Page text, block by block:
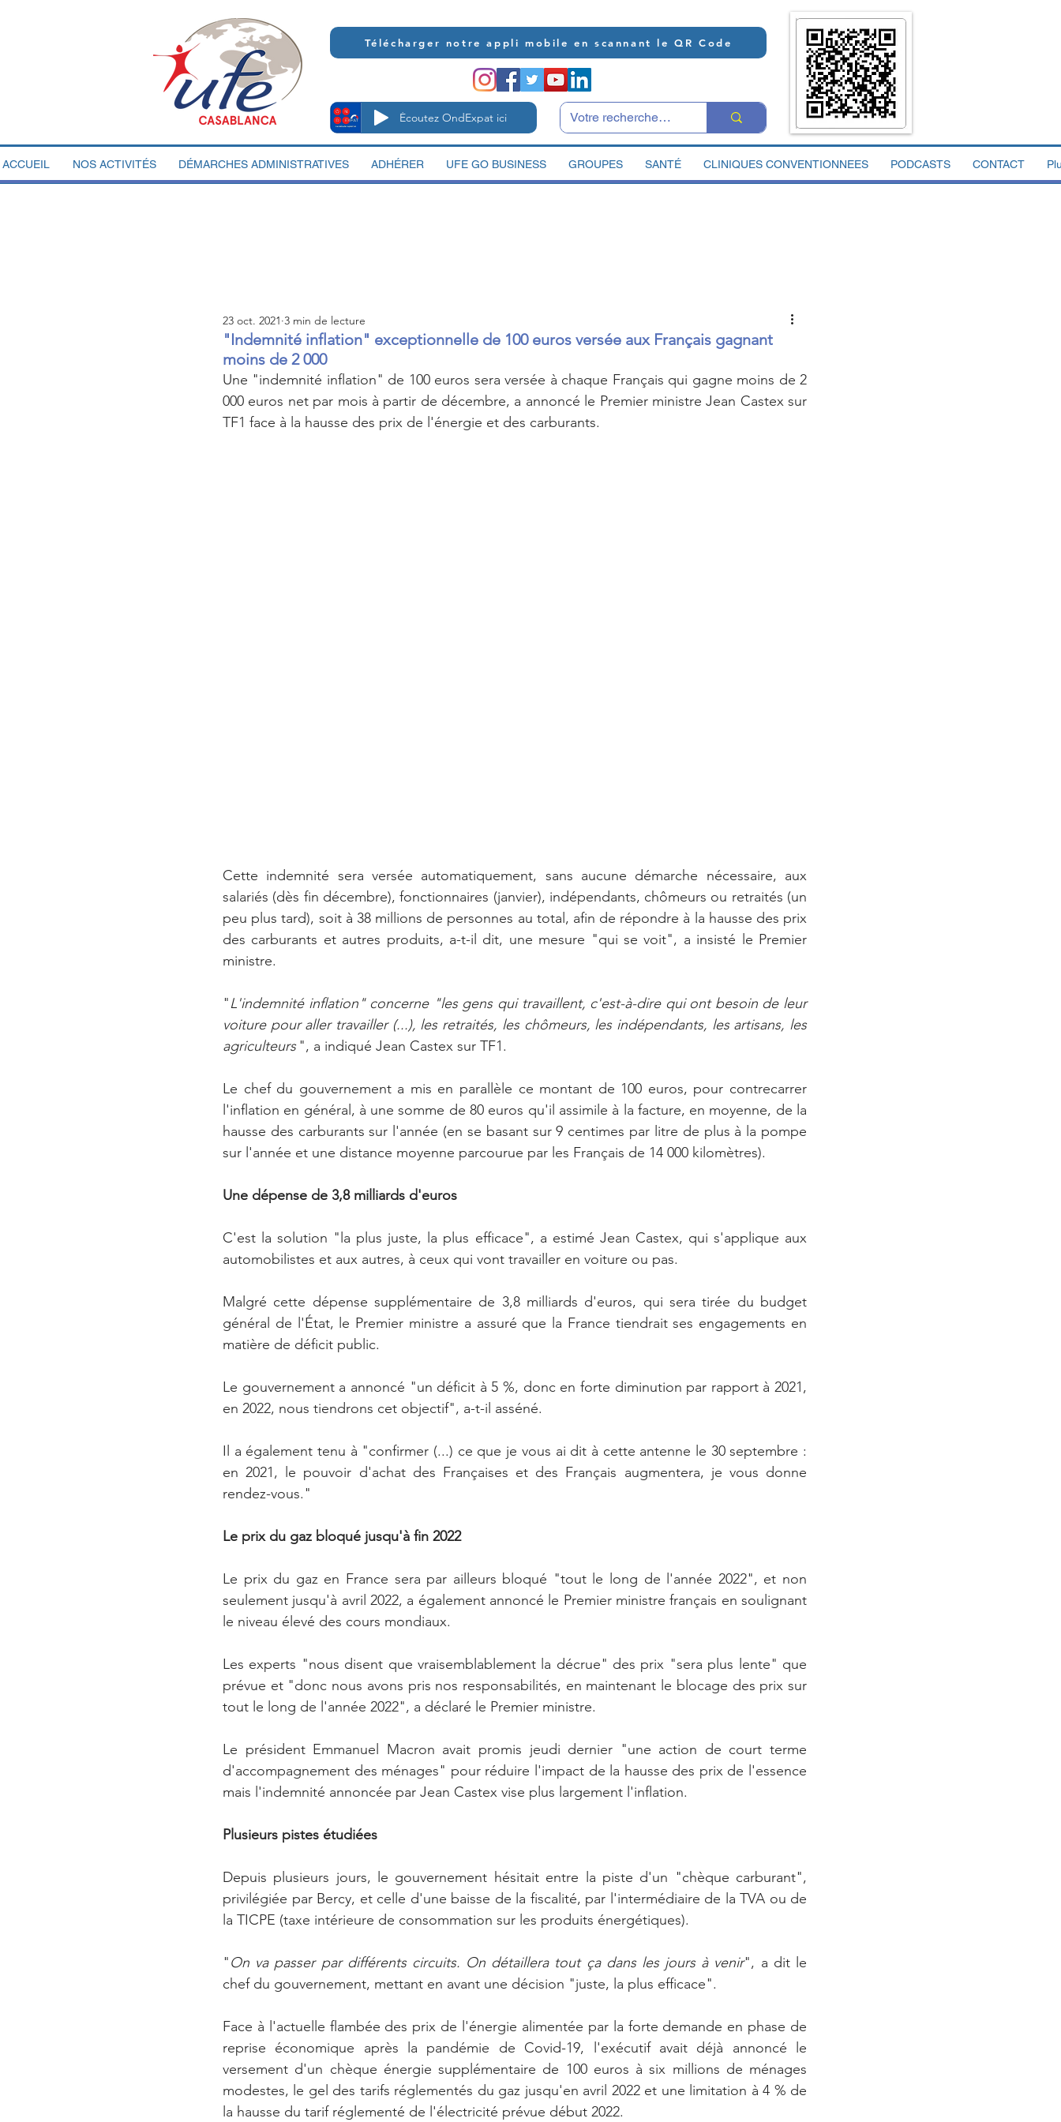
Télécharger notre appli mobile en scannant le QR Code
Écoutez OndExpat ici
ACCUEIL NOS ACTIVITÉS DÉMARCHES ADMINISTRATIVES ADHÉRER UFE GO BUSINESS GROUPES SANTÉ CLINIQUES CONVENTIONNEES PODCASTS CONTACT
"Indemnité inflation" exceptionnelle de 100 euros versée aux Français gagnant
moins de 2 000
23 oct. 2021 3 min de lecture
Une "indemnité inflation" de 100 euros sera versée à chaque Français qui gagne moins de 2
000 euros net par mois à partir de décembre, a annoncé le Premier ministre Jean Castex sur
TF1 face à la hausse des prix de l'énergie et des carburants.
Cette indemnité sera versée automatiquement, sans aucune démarche nécessaire, aux
salariés (dès fin décembre), fonctionnaires (janvier), indépendants, chômeurs ou retraités (un
peu plus tard), soit à 38 millions de personnes au total, afin de répondre à la hausse des prix
des carburants et autres produits, a-t-il dit, une mesure "qui se voit", a insisté le Premier
ministre.
"L'indemnité inflation" concerne "les gens qui travaillent, c'est-à-dire qui ont besoin de leur
voiture pour aller travailler (...), les retraités, les chômeurs, les indépendants, les artisans, les
agriculteurs ", a indiqué Jean Castex sur TF1.
Le chef du gouvernement a mis en parallèle ce montant de 100 euros, pour contrecarrer
l'inflation en général, à une somme de 80 euros qu'il assimile à la facture, en moyenne, de la
hausse des carburants sur l'année (en se basant sur 9 centimes par litre de plus à la pompe
sur l'année et une distance moyenne parcourue par les Français de 14 000 kilomètres).
Une dépense de 3,8 milliards d'euros
C'est la solution "la plus juste, la plus efficace", a estimé Jean Castex, qui s'applique aux
automobilistes et aux autres, à ceux qui vont travailler en voiture ou pas.
Malgré cette dépense supplémentaire de 3,8 milliards d'euros, qui sera tirée du budget
général de l'État, le Premier ministre a assuré que la France tiendrait ses engagements en
matière de déficit public.
Le gouvernement a annoncé "un déficit à 5 %, donc en forte diminution par rapport à 2021,
en 2022, nous tiendrons cet objectif", a-t-il asséné.
Il a également tenu à "confirmer (...) ce que je vous ai dit à cette antenne le 30 septembre :
en 2021, le pouvoir d'achat des Françaises et des Français augmentera, je vous donne
rendez-vous."
Le prix du gaz bloqué jusqu'à fin 2022
Le prix du gaz en France sera par ailleurs bloqué "tout le long de l'année 2022", et non
seulement jusqu'à avril 2022, a également annoncé le Premier ministre français en soulignant
le niveau élevé des cours mondiaux.
Les experts "nous disent que vraisemblablement la décrue" des prix "sera plus lente" que
prévue et "donc nous avons pris nos responsabilités, en maintenant le blocage des prix sur
tout le long de l'année 2022", a déclaré le Premier ministre.
Le président Emmanuel Macron avait promis jeudi dernier "une action de court terme
d'accompagnement des ménages" pour réduire l'impact de la hausse des prix de l'essence
mais l'indemnité annoncée par Jean Castex vise plus largement l'inflation.
Plusieurs pistes étudiées
Depuis plusieurs jours, le gouvernement hésitait entre la piste d'un "chèque carburant",
privilégiée par Bercy, et celle d'une baisse de la fiscalité, par l'intermédiaire de la TVA ou de
la TICPE (taxe intérieure de consommation sur les produits énergétiques).
"On va passer par différents circuits. On détaillera tout ça dans les jours à venir", a dit le
chef du gouvernement, mettant en avant une décision "juste, la plus efficace".
Face à l'actuelle flambée des prix de l'énergie alimentée par la forte demande en phase de
reprise économique après la pandémie de Covid-19, l'exécutif avait déjà annoncé le
versement d'un chèque énergie supplémentaire de 100 euros à six millions de ménages
modestes, le gel des tarifs réglementés du gaz jusqu'en avril 2022 et une limitation à 4 % de
la hausse du tarif réglementé de l'électricité prévue début 2022.